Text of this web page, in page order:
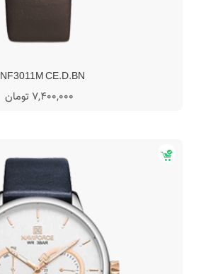
NF3011M CE.D.BN
7,400,000 تومان